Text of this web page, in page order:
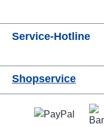
Service-Hotline
Shopservice